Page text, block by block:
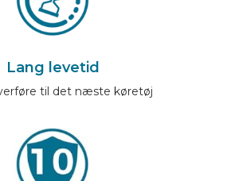
Lang levetid
til det næste køretøj